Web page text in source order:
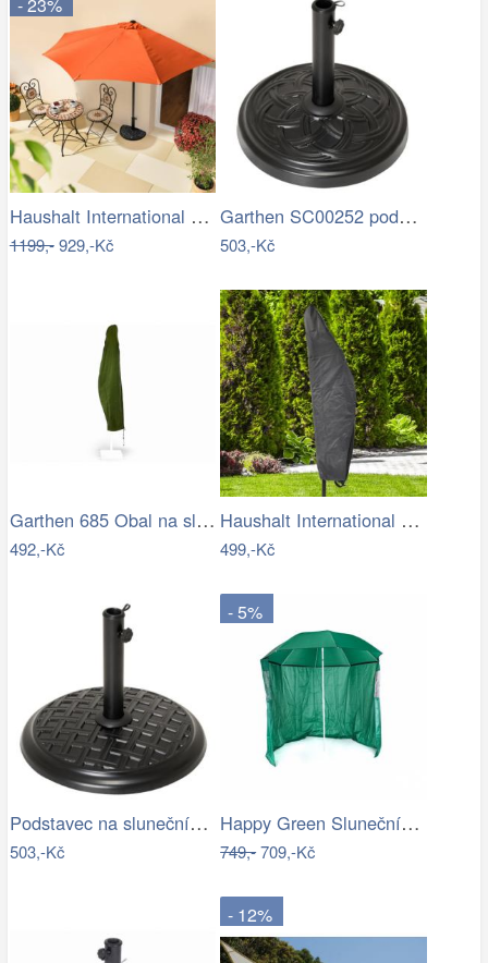
Haushalt International Slunečník…
1199,-929,-Kč
Garthen SC00252 podstavec na slunečník…
503,-Kč
Garthen 685 Obal na slunečník s…
492,-Kč
Haushalt International Ochranný obal na…
499,-Kč
Podstavec na slunečník, kulatý, 15 kg
503,-Kč
- 5%
Happy Green Slunečník s boční stěnou,…
749,-709,-Kč
- 12%